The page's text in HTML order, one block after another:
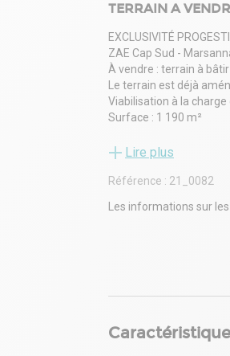
TERRAIN A
EXCLUSIVITÉ
ZAE Cap Sud -
À vendre : terrain à
Le terrain est déjà
Viabilisation à la charge
Surface : 1 190 m²
Ce bien constitue une
Lire plus
Référence : 21_0082
Les informations sur